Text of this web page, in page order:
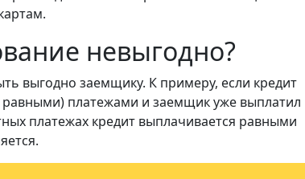
невыгодно?
выгодно заемщику. К примеру, если кредит
равными) платежами и заемщик уже выплатил
платежах кредит выплачивается равными